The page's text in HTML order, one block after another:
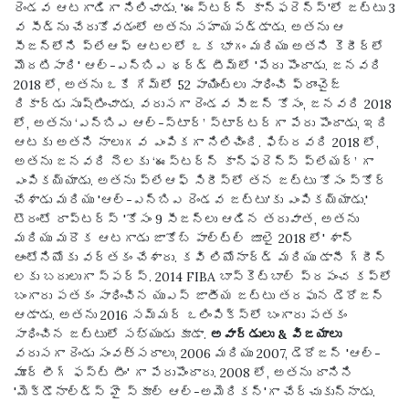
రెండవ ఆటగాడిగా నిలిచాడు. 'ఈస్టర్న్ కాన్ఫరెన్స్'లో జట్టు 3
వ సీడ్‌ను చేరుకోవడంలో అతను సహాయపడ్డాడు. అతను ఆ
సీజన్‌లోని ప్లేఆఫ్ ఆటలలో ఒక భాగం మరియు అతని కెరీర్‌లో
మొదటిసారి' ఆల్-ఎన్‌బిఎ థర్డ్ టీమ్‌లో 'పేరు పొందాడు. జనవరి
2018 లో, అతను ఒకే గేమ్‌లో 52 పాయింట్లు సాధించి ఫ్రాంచైజ్
రికార్డు సృష్టించాడు. వరుసగా రెండవ సీజన్ కోసం, జనవరి 2018
లో, అతను ‘ఎన్బిఎ ఆల్-స్టార్’ స్టార్టర్‌గా పేరు పొందాడు, ఇది
ఆటకు అతని నాలుగవ ఎంపికగా నిలిచింది. ఫిబ్రవరి 2018 లో,
అతను జనవరి నెలకు ‘ఈస్టర్న్ కాన్ఫరెన్స్ ప్లేయర్’ గా
ఎంపికయ్యాడు. అతను ప్లేఆఫ్ సిరీస్‌లో తన జట్టు కోసం స్కోర్
చేశాడు మరియు 'ఆల్-ఎన్బిఎ రెండవ జట్టు'కు ఎంపికయ్యాడు.'
టొరంటో రాప్టర్స్ 'కోసం 9 సీజన్లు ఆడిన తరువాత, అతను
మరియు మరొక ఆటగాడు జాకోబ్ పాల్ట్ల్ జూలై 2018 లో' శాన్
ఆంటోనియోకు వర్తకం చేశారు. కవి లియోనార్డ్ మరియు డానీ గ్రీన్
లకు బదులుగా స్పర్స్. 2014 FIBA ​​బాస్కెట్‌బాల్ ప్రపంచ కప్‌లో
బంగారు పతకం సాధించిన యుఎస్ జాతీయ జట్టు తరఫున డెరోజన్
ఆడాడు. అతను 2016 సమ్మర్ ఒలింపిక్స్‌లో బంగారు పతకం
సాధించిన జట్టులో సభ్యుడు కూడా. అవార్డులు & విజయాలు
వరుసగా రెండు సంవత్సరాలు, 2006 మరియు 2007, డెరోజన్ 'ఆల్-
మూర్ లీగ్ ఫస్ట్ టీం' గా పేరుపొందారు. 2008 లో, అతను దానిని
'మెక్డొనాల్డ్స్ హై స్కూల్ ఆల్-అమెరికన్'గా చేర్చుకున్నాడు.